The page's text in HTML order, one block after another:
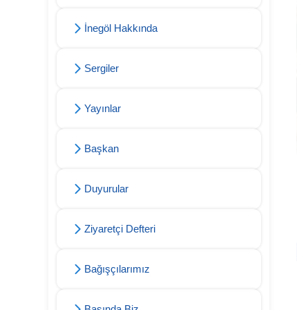
İnegöl Hakkında
Sergiler
Yayınlar
Başkan
Duyurular
Ziyaretçi Defteri
Bağışçılarımız